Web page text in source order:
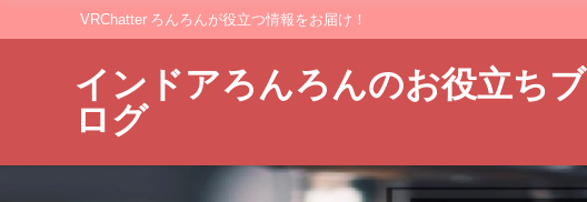
VRChatter ろんろんが役立つ情報をお届け！
インドアろんろんのお役立ちブ
ログ